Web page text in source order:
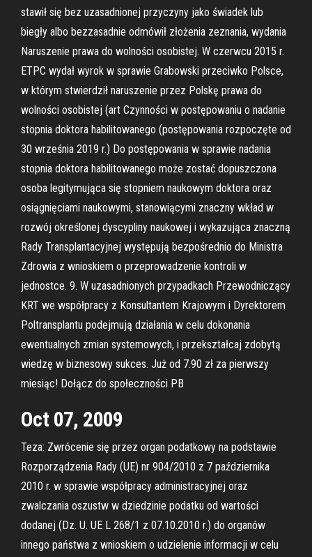
stawił się bez uzasadnionej przyczyny jako świadek lub
biegły albo bezzasadnie odmówił złożenia zeznania, wydania
Naruszenie prawa do wolności osobistej. W czerwcu 2015 r.
ETPC wydał wyrok w sprawie Grabowski przeciwko Polsce,
w którym stwierdził naruszenie przez Polskę prawa do
wolności osobistej (art Czynności w postępowaniu o nadanie
stopnia doktora habilitowanego (postępowania rozpoczęte od
30 września 2019 r.) Do postępowania w sprawie nadania
stopnia doktora habilitowanego może zostać dopuszczona
osoba legitymująca się stopniem naukowym doktora oraz
osiągnięciami naukowymi, stanowiącymi znaczny wkład w
rozwój określonej dyscypliny naukowej i wykazująca znaczną
Rady Transplantacyjnej występują bezpośrednio do Ministra
Zdrowia z wnioskiem o przeprowadzenie kontroli w
jednostce. 9. W uzasadnionych przypadkach Przewodniczący
KRT we współpracy z Konsultantem Krajowym i Dyrektorem
Poltransplantu podejmują działania w celu dokonania
ewentualnych zmian systemowych, i przekształcaj zdobytą
wiedzę w biznesowy sukces. Już od 7.90 zł za pierwszy
miesiąc! Dołącz do społeczności PB
Oct 07, 2009
Teza: Zwrócenie się przez organ podatkowy na podstawie
Rozporządzenia Rady (UE) nr 904/2010 z 7 października
2010 r. w sprawie współpracy administracyjnej oraz
zwalczania oszustw w dziedzinie podatku od wartości
dodanej (Dz. U. UE L 268/1 z 07.10.2010 r.) do organów
innego państwa z wnioskiem o udzielenie informacji w celu